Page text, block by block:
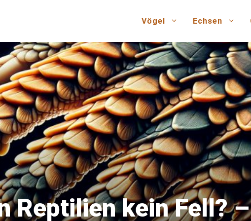
Vögel Echsen
Reptilien kein Fell?